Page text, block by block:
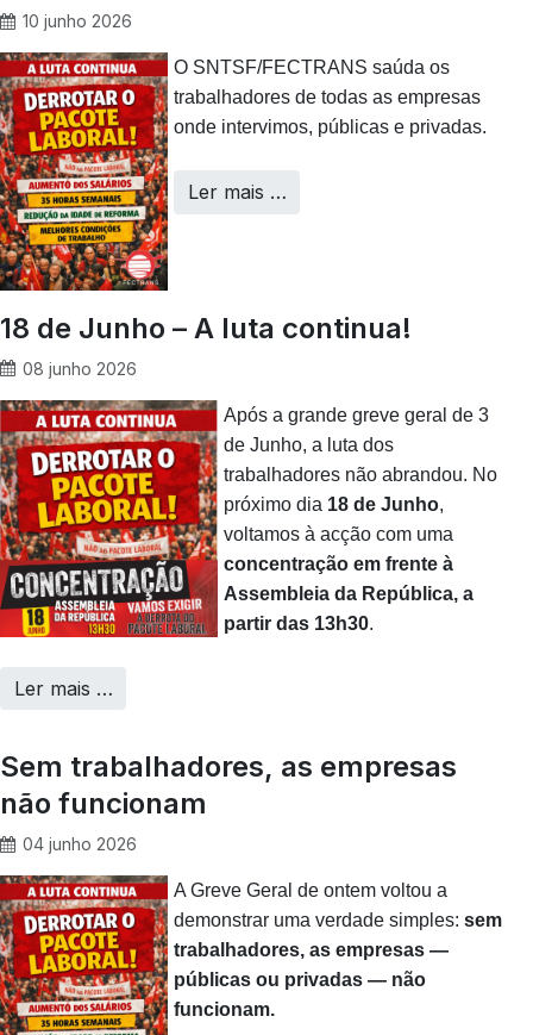
10 junho 2026
O SNTSF/FECTRANS saúda os
trabalhadores de todas as empresas
onde intervimos, públicas e privadas.
Ler mais …
18 de Junho – A luta continua!
08 junho 2026
Após a grande greve geral de 3
de Junho, a luta dos
trabalhadores não abrandou. No
próximo dia 18 de Junho,
voltamos à acção com uma
concentração em frente à
Assembleia da República, a
partir das 13h30.
Ler mais …
Sem trabalhadores, as empresas
não funcionam
04 junho 2026
A Greve Geral de ontem voltou a
demonstrar uma verdade simples: sem
trabalhadores, as empresas —
públicas ou privadas — não
funcionam.